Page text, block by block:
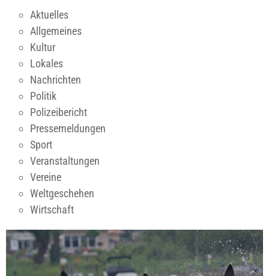
Aktuelles
Allgemeines
Kultur
Lokales
Nachrichten
Politik
Polizeibericht
Pressemeldungen
Sport
Veranstaltungen
Vereine
Weltgeschehen
Wirtschaft